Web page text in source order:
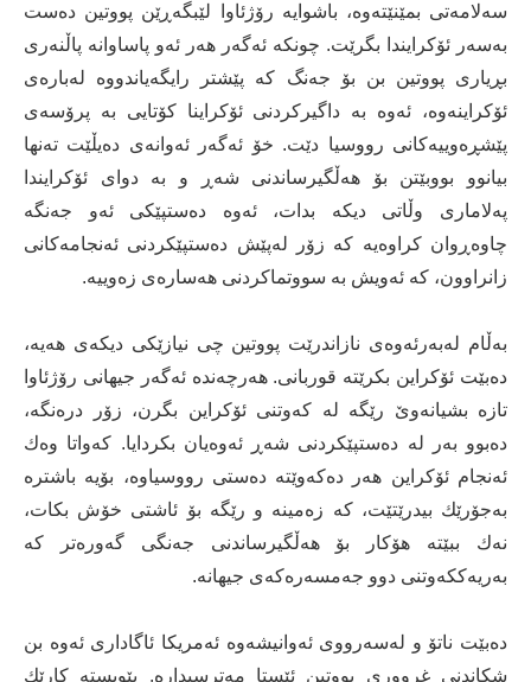
سه‌لامه‌تی بمێنێته‌وه‌، باشوایه‌ رۆژئاوا لێبگه‌ڕێن پووتین ده‌ست
به‌سه‌ر ئۆكرایندا بگرێت. چونكه‌ ئه‌گه‌ر هه‌ر ئه‌و پاساوانه‌ پاڵنه‌ری
بڕیاری پووتین بن بۆ جه‌نگ كه‌ پێشتر رایگه‌یاندووه‌ له‌باره‌ی
ئۆكراینه‌وه‌، ئه‌وه‌ به‌ داگیركردنی ئۆكراینا كۆتایی به‌ پرۆسه‌ی
پێشڕه‌وییه‌كانی رووسیا دێت. خۆ ئه‌گه‌ر ئه‌وانه‌ی ده‌یڵێت ته‌نها
بیانوو بووبێتن بۆ هه‌ڵگیرساندنی شه‌ڕ و به‌ دوای ئۆكرایندا
په‌لاماری وڵاتی دیكه‌ بدات، ئه‌وه‌ ده‌ستپێكی ئه‌و جه‌نگه‌
چاوه‌ڕوان كراوه‌یه‌ كه‌ زۆر له‌پێش ده‌ستپێكردنی ئه‌نجامه‌كانی
زانراوون، كه‌ ئه‌ویش به‌ سووتماكردنی هه‌ساره‌ی زه‌وییه‌.
به‌ڵام له‌به‌رئه‌وه‌ی نازاندرێت پووتین چی نیازێكی دیكه‌ی هه‌یه‌،
ده‌بێت ئۆكراین بكرێته‌ قوربانی. هه‌رچه‌نده‌ ئه‌گه‌ر جیهانی رۆژئاوا
تازه‌ بشیانه‌وێ‌ رێگه‌ له‌ كه‌وتنی ئۆكراین بگرن، زۆر دره‌نگه‌،
ده‌بوو به‌ر له‌ ده‌ستپێكردنی شه‌ڕ ئه‌وه‌یان بكردایا. كه‌واتا وه‌ك
ئه‌نجام ئۆكراین هه‌ر ده‌كه‌وێته‌ ده‌ستی رووسیاوه‌، بۆیه‌ باشتره‌
به‌جۆرێك بیدرێتێت‌، كه‌ زه‌مینه‌ و رێگە بۆ ئاشتی خۆش بكات،
نه‌ك ببێته‌ هۆكار بۆ هه‌ڵگیرساندنی جه‌نگی گه‌وره‌تر كه‌
به‌ریه‌ككه‌وتنی دوو جه‌مسه‌ره‌كه‌ی جیهانه‌.
ده‌بێت ناتۆ و له‌سه‌رووی ئه‌وانیشه‌وه‌ ئه‌مریكا ئاگاداری ئه‌وه‌ بن
شكاندنی غرووری پووتین ئێستا مه‌ترسیداره‌. پێویسته‌ كارێك